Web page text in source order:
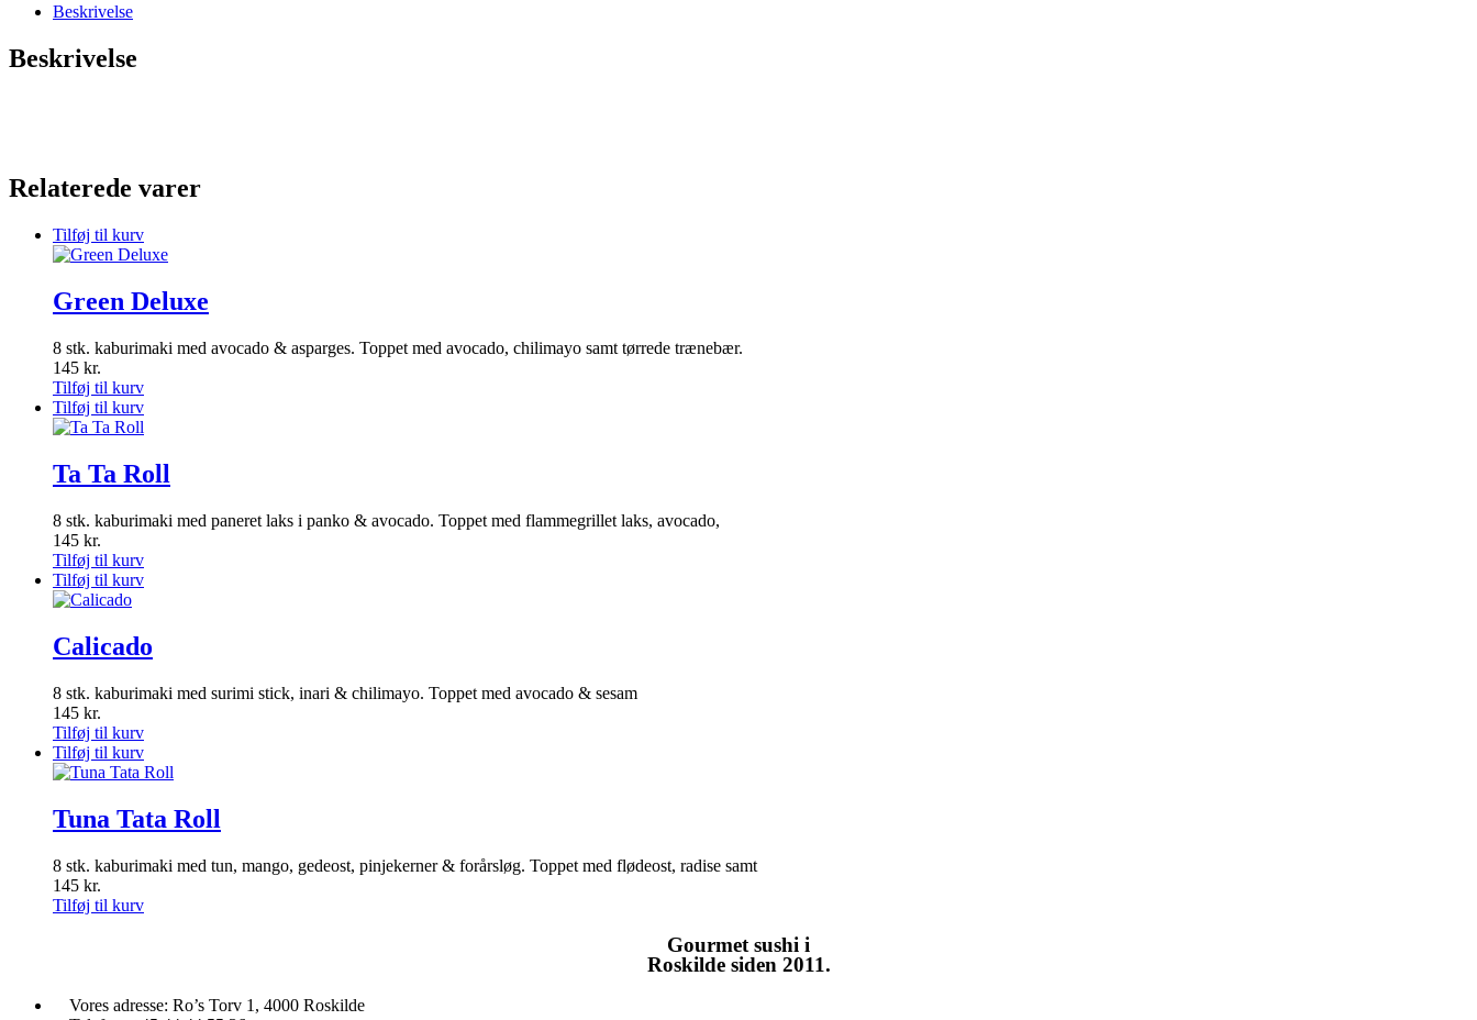
Beskrivelse
Beskrivelse
Relaterede varer
Tilføj til kurv
Green Deluxe
8 stk. kaburimaki med avocado & asparges. Toppet med avocado, chilimayo samt tørrede trænebær.
145 kr.
Tilføj til kurv
Tilføj til kurv
Ta Ta Roll
8 stk. kaburimaki med paneret laks i panko & avocado. Toppet med flammegrillet laks, avocado,
145 kr.
Tilføj til kurv
Tilføj til kurv
Calicado
8 stk. kaburimaki med surimi stick, inari & chilimayo. Toppet med avocado & sesam
145 kr.
Tilføj til kurv
Tilføj til kurv
Tuna Tata Roll
8 stk. kaburimaki med tun, mango, gedeost, pinjekerner & forårsløg. Toppet med flødeost, radise samt
145 kr.
Tilføj til kurv
Gourmetsushi i
Roskilde siden 2011.
Vores adresse: Ro’s Torv 1, 4000 Roskilde